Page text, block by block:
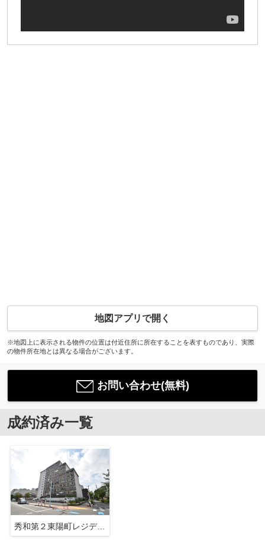
地図アプリで開く
※地図上に表示される物件の位置は付近住所に所在することを表すものであり、実際
の物件所在地とは異なる場合がございます。
お問い合わせ(無料)
成約済み一覧
秀和第２東陽町レジデンス